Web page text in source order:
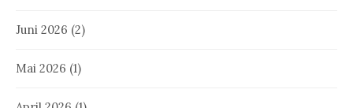
Juni 2026 (2)
Mai 2026 (1)